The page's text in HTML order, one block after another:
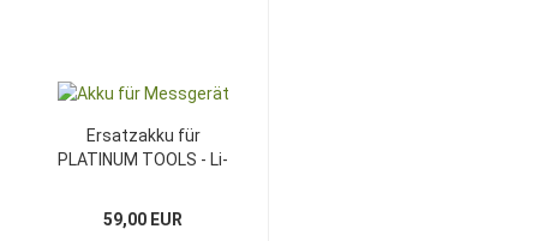
Ersatzakku für
PLATINUM TOOLS - Li-
59,00 EUR